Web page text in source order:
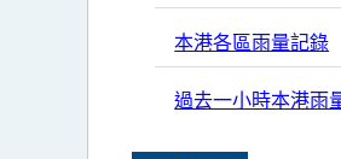
本港各區雨量記錄
過去一小時本港雨